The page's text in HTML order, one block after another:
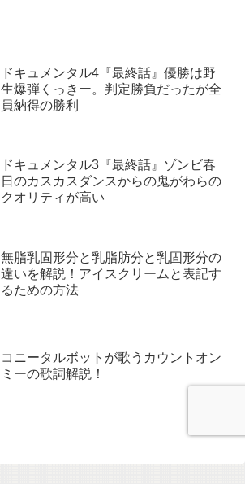
ドキュメンタル4『最終話』優勝は野
生爆弾くっきー。判定勝負だったが全
員納得の勝利
ドキュメンタル3『最終話』ゾンビ春
日のカスカスダンスからの鬼がわらの
クオリティが高い
無脂乳固形分と乳脂肪分と乳固形分の
違いを解説！アイスクリームと表記す
るための方法
コニータルボットが歌うカウントオン
ミーの歌詞解説！